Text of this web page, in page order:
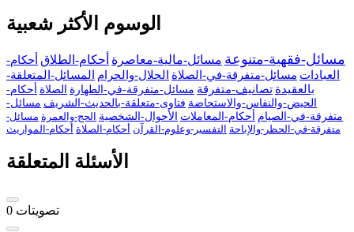
الوسوم الأكثر شعبية
مسائل-فقهية-متنوعة مسائل-مالية-معاصرة أحكام-الطلاق أحكام-
العبادات مسائل-متفرقة-في-الصلاة الحلال-والحرام المسائل-المتعلقة-
بالعقيدة تصانيف-متفرقة مسائل-متفرقة-في-الطهارة الصلاة أحكام-
الحيض-والنفاس-والاستحاضة فتاوى-متعلقة-بالحديث-الشريف مسائل-
متفرقة-في-الصيام أحكام-المعاملات الأحوال-الشخصية الحج-والعمرة مسائل-
متفرقة-في-الحظر-والإباحة التفسير-وعلوم-القرآن أحكام-الصلاة أحكام-المواريث
الأسئلة المتعلقة
0 تصويتات